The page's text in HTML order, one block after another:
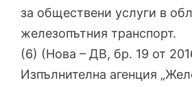
за обществени услуги в
железопътния транспорт.
(6) (Нова – ДВ, бр. 19 от
Изпълнителна агенция